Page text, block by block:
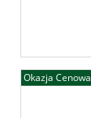
Okazja Cenowa